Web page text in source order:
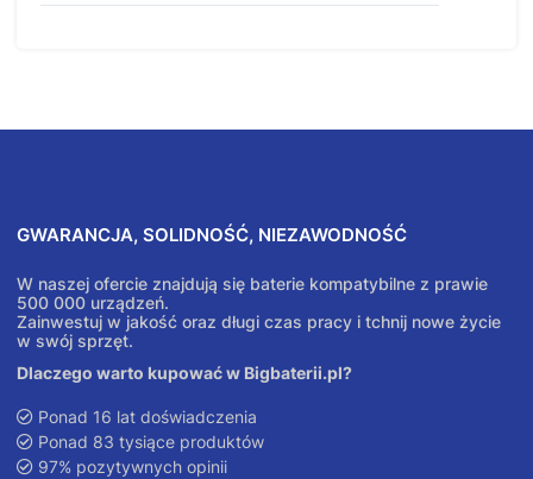
GWARANCJA, SOLIDNOŚĆ, NIEZAWODNOŚĆ
W naszej ofercie znajdują się baterie kompatybilne z prawie
500 000 urządzeń.
Zainwestuj w jakość oraz długi czas pracy i tchnij nowe życie
w swój sprzęt.
Dlaczego warto kupować w Bigbaterii.pl?
Ponad 16 lat doświadczenia
Ponad 83 tysiące produktów
97% pozytywnych opinii